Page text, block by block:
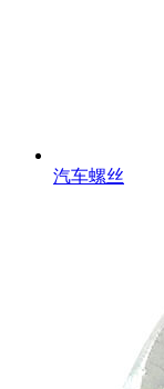
汽车螺丝